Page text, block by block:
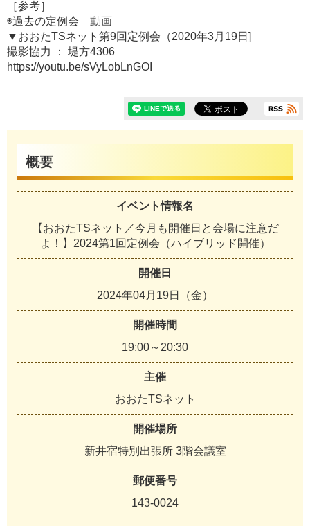
［参考］
◉過去の定例会 動画
▼おおたTSネット第9回定例会（2020年3月19日]
撮影協力 ： 堤方4306
https://youtu.be/sVyLobLnGOI
概要
イベント情報名
【おおたTSネット／今月も開催日と会場に注意だ
よ！】2024第1回定例会（ハイブリッド開催）
開催日
2024年04月19日（金）
開催時間
19:00～20:30
主催
おおたTSネット
開催場所
新井宿特別出張所 3階会議室
郵便番号
143-0024